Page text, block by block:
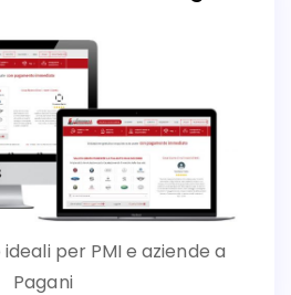
per PMI e aziende a
Pagani